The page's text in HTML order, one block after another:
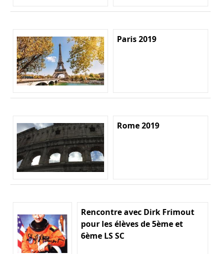
Paris 2019
Rome 2019
Rencontre avec Dirk Frimout
pour les élèves de 5ème et
6ème LS SC